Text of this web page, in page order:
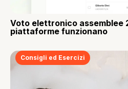
Voto elettronico assemblee
piattaforme funzionano
Consigli ed Esercizi